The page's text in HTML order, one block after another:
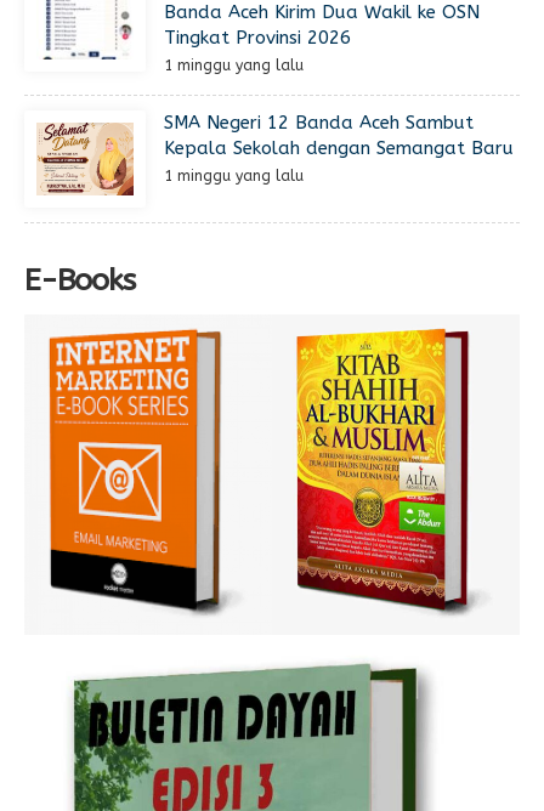
Banda Aceh Kirim Dua Wakil ke OSN
Tingkat Provinsi 2026
1 minggu yang lalu
SMA Negeri 12 Banda Aceh Sambut
Kepala Sekolah dengan Semangat Baru
1 minggu yang lalu
E-Books